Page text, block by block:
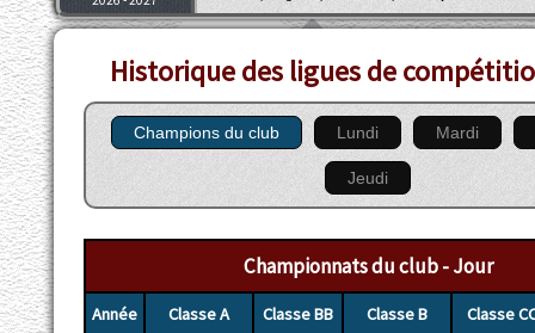
Historique des ligues de
Champions du club Lundi Mardi
Jeudi
Championnats du club - Jour
Année Classe A Classe BB Classe B Classe